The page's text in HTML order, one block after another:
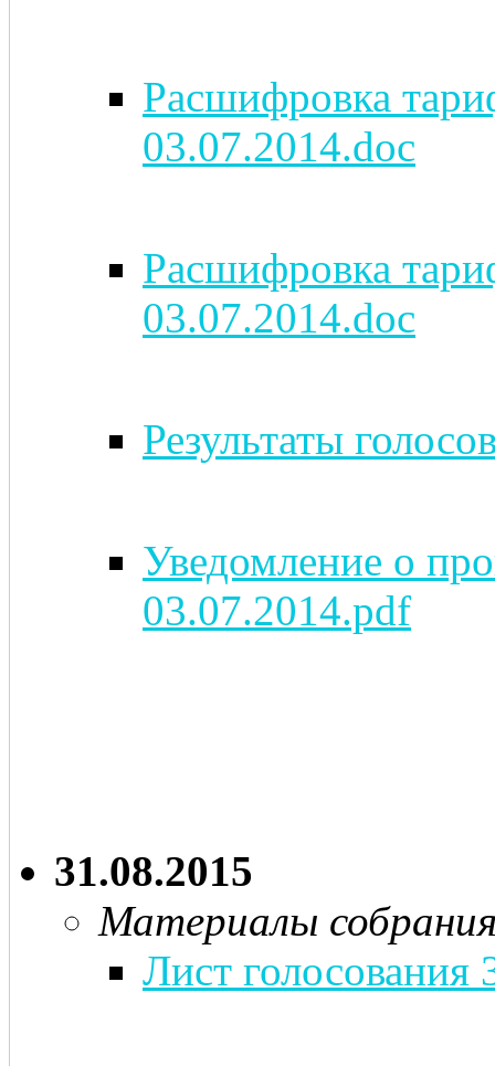
Расшифровка
03.07.2014.doc
Расшифровка
03.07.2014.doc
Результаты
Уведомление о
03.07.2014.pdf
31.08.2015
Материалы
Лист голосования